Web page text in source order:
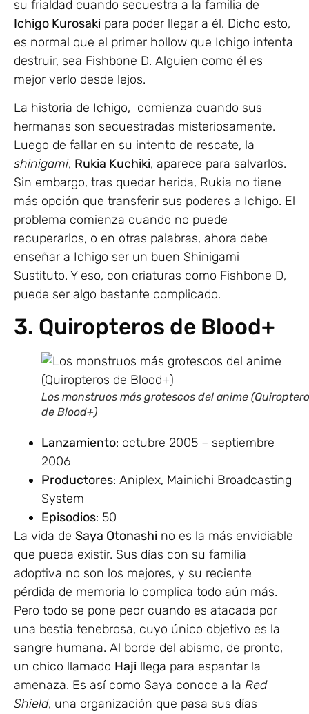
su frialdad cuando secuestra a la familia de
Ichigo Kurosaki para poder llegar a él. Dicho esto,
es normal que el primer hollow que Ichigo intenta
destruir, sea Fishbone D. Alguien como él es
mejor verlo desde lejos.
La historia de Ichigo, comienza cuando sus
hermanas son secuestradas misteriosamente.
Luego de fallar en su intento de rescate, la
shinigami, Rukia Kuchiki, aparece para salvarlos.
Sin embargo, tras quedar herida, Rukia no tiene
más opción que transferir sus poderes a Ichigo. El
problema comienza cuando no puede
recuperarlos, o en otras palabras, ahora debe
enseñar a Ichigo ser un buen Shinigami
Sustituto. Y eso, con criaturas como Fishbone D,
puede ser algo bastante complicado.
3. Quiropteros de Blood+
Los monstruos más grotescos del anime
de Blood+)
Lanzamiento: octubre 2005 – septiembre
2006
Productores: Aniplex, Mainichi Broadcasting
System
Episodios: 50
La vida de Saya Otonashi no es la más envidiable
que pueda existir. Sus días con su familia
adoptiva no son los mejores, y su reciente
pérdida de memoria lo complica todo aún más.
Pero todo se pone peor cuando es atacada por
una bestia tenebrosa, cuyo único objetivo es la
sangre humana. Al borde del abismo, de pronto,
un chico llamado Haji llega para espantar la
amenaza. Es así como Saya conoce a la Red
Shield, una organización que pasa sus días